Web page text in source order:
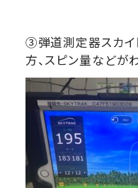
③弾道測定器スカイ
方、スピン量などが